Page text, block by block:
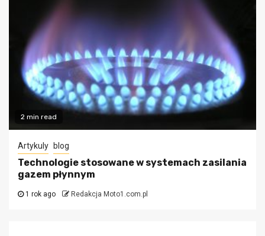
2 min read
Artykuly blog
Technologie stosowane w systemach zasilania
gazem płynnym
1 rok ago Redakcja Moto1.com.pl